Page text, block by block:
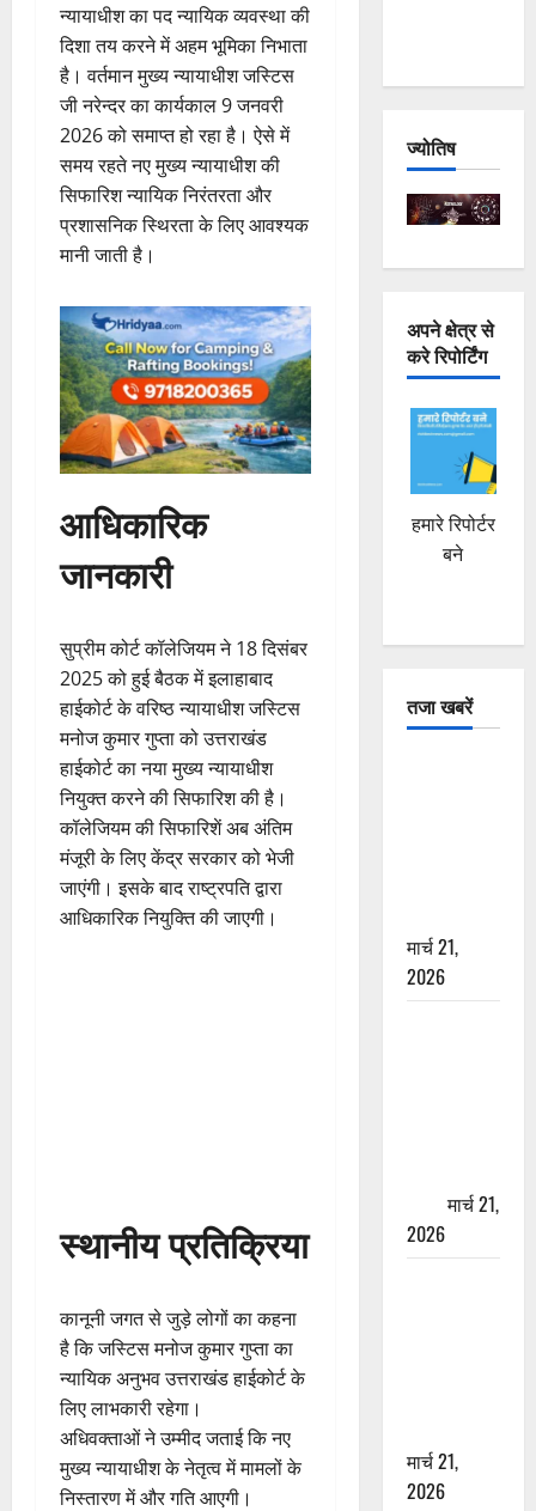
न्यायाधीश का पद न्यायिक व्यवस्था की
दिशा तय करने में अहम भूमिका निभाता
है। वर्तमान मुख्य न्यायाधीश जस्टिस
जी नरेन्दर का कार्यकाल 9 जनवरी
2026 को समाप्त हो रहा है। ऐसे में
समय रहते नए मुख्य न्यायाधीश की
सिफारिश न्यायिक निरंतरता और
प्रशासनिक स्थिरता के लिए आवश्यक
मानी जाती है।
आधिकारिक
जानकारी
सुप्रीम कोर्ट कॉलेजियम ने 18 दिसंबर
2025 को हुई बैठक में इलाहाबाद
हाईकोर्ट के वरिष्ठ न्यायाधीश जस्टिस
मनोज कुमार गुप्ता को उत्तराखंड
हाईकोर्ट का नया मुख्य न्यायाधीश
नियुक्त करने की सिफारिश की है।
कॉलेजियम की सिफारिशें अब अंतिम
मंजूरी के लिए केंद्र सरकार को भेजी
जाएंगी। इसके बाद राष्ट्रपति द्वारा
आधिकारिक नियुक्ति की जाएगी।
स्थानीय प्रतिक्रिया
कानूनी जगत से जुड़े लोगों का कहना
है कि जस्टिस मनोज कुमार गुप्ता का
न्यायिक अनुभव उत्तराखंड हाईकोर्ट के
लिए लाभकारी रहेगा।
अधिवक्ताओं ने उम्मीद जताई कि नए
मुख्य न्यायाधीश के नेतृत्व में मामलों के
निस्तारण में और गति आएगी।
ज्योतिष
अपने क्षेत्र से
करे रिपोर्टिंग
हमारे रिपोर्टर
बने
तजा खबरें
मार्च 21,
2026
मार्च 21,
2026
मार्च 21,
2026